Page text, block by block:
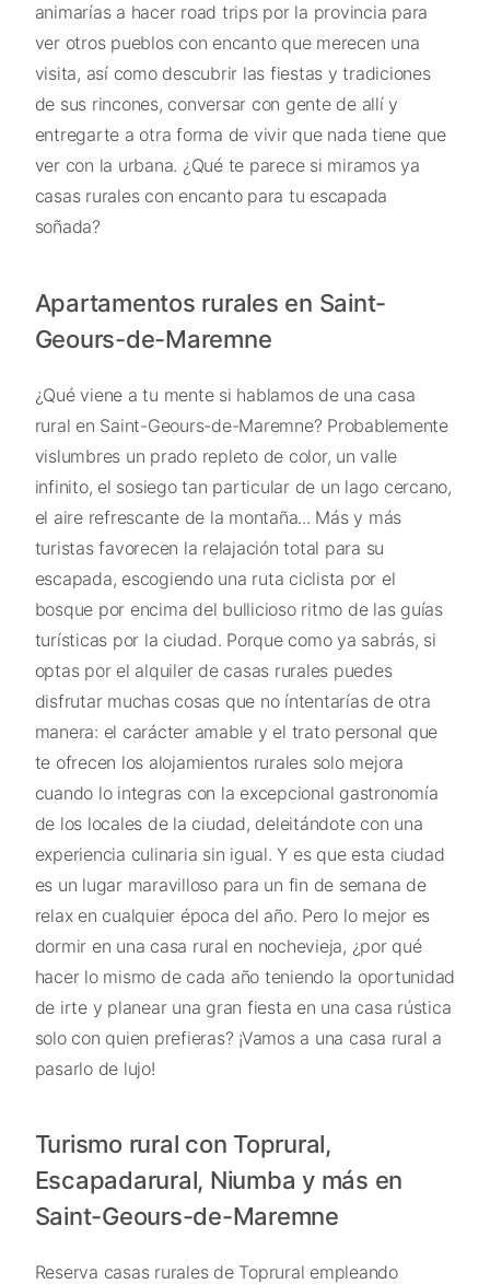
animarías a hacer road trips por la provincia para
ver otros pueblos con encanto que merecen una
visita, así como descubrir las fiestas y tradiciones
de sus rincones, conversar con gente de allí y
entregarte a otra forma de vivir que nada tiene que
ver con la urbana. ¿Qué te parece si miramos ya
casas rurales con encanto para tu escapada
soñada?
Apartamentos rurales en Saint-
Geours-de-Maremne
¿Qué viene a tu mente si hablamos de una casa
rural en Saint-Geours-de-Maremne? Probablemente
vislumbres un prado repleto de color, un valle
infinito, el sosiego tan particular de un lago cercano,
el aire refrescante de la montaña... Más y más
turistas favorecen la relajación total para su
escapada, escogiendo una ruta ciclista por el
bosque por encima del bullicioso ritmo de las guías
turísticas por la ciudad. Porque como ya sabrás, si
optas por el alquiler de casas rurales puedes
disfrutar muchas cosas que no íntentarías de otra
manera: el carácter amable y el trato personal que
te ofrecen los alojamientos rurales solo mejora
cuando lo integras con la excepcional gastronomía
de los locales de la ciudad, deleitándote con una
experiencia culinaria sin igual. Y es que esta ciudad
es un lugar maravilloso para un fin de semana de
relax en cualquier época del año. Pero lo mejor es
dormir en una casa rural en nochevieja, ¿por qué
hacer lo mismo de cada año teniendo la oportunidad
de irte y planear una gran fiesta en una casa rústica
solo con quien prefieras? ¡Vamos a una casa rural a
pasarlo de lujo!
Turismo rural con Toprural,
Escapadarural, Niumba y más en
Saint-Geours-de-Maremne
Reserva casas rurales de Toprural empleando